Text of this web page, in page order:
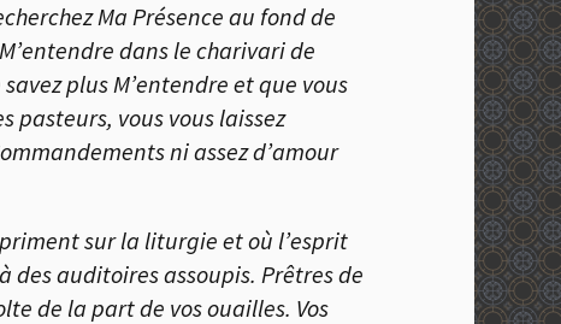
Ma Présence au fond de
dans le charivari de
plus M’entendre et que vous
pasteurs, vous vous laissez
ni assez d’amour
sur la liturgie et où l’esprit
des auditoires assoupis. Prêtres de
de la part de vos ouailles. Vos